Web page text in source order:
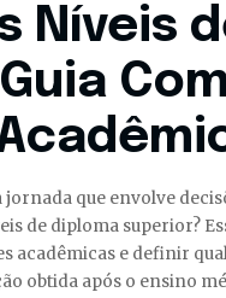
Níveis
que envolve
de diploma superior?
acadêmicas e definir
obtida após o ensino